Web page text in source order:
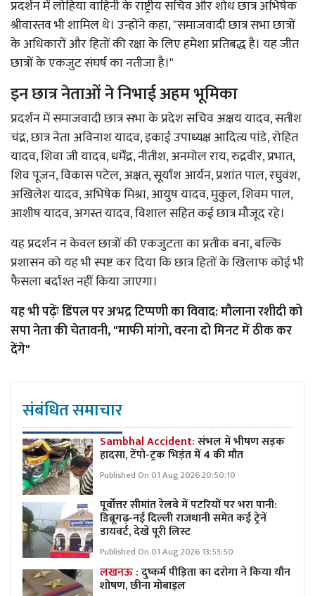
प्रदर्शन में लोहिया वाहिनी के राष्ट्रीय सचिव और शोध छात्र अभिषेक
श्रीवास्तव भी शामिल थे। उन्होंने कहा, "समाजवादी छात्र सभा छात्रों
के अधिकारों और हितों की रक्षा के लिए हमेशा प्रतिबद्ध है। यह जीत
छात्रों के एकजुट संघर्ष का नतीजा है।"
इन छात्र नेताओं ने निभाई अहम भूमिका
प्रदर्शन में समाजवादी छात्र सभा के प्रदेश सचिव अक्षय यादव, सतीश
चंद्र, छात्र नेता अविनाश यादव, इकाई उपाध्यक्ष आदित्य पांडे, रोहित
यादव, शिवा जी यादव, धर्मेंद्र, नीतीश, अनमोल राय, रुद्रवीर, प्रभात,
शिव पूजन, विकास पटेल, अक्षत, सूर्यांश आर्यन, प्रशांत पाल, रघुवंश,
अखिलेश यादव, अभिषेक मिश्रा, आयुष यादव, मुकुल, शिवम पाल,
आशीष यादव, अगस्त यादव, विशाल सहित कई छात्र मौजूद रहे।
यह प्रदर्शन न केवल छात्रों की एकजुटता का प्रतीक बना, बल्कि
प्रशासन को यह भी स्पष्ट कर दिया कि छात्र हितों के खिलाफ कोई भी
फैसला बर्दाश्त नहीं किया जाएगा।
यह भी पढ़ेंःडिंपल पर अभद्र टिप्पणी का विवाद: मौलाना रशीदी को
सपा नेता की चेतावनी, "माफी मांगो, वरना दो मिनट में ठीक कर
देंगे"
संबंधित समाचार
Sambhal Accident:संभल में भीषण सड़क
हादसा, टेंपो-ट्रक भिड़ंत में 4 की मौत
Published On 01 Aug 2026 20:50:10
पूर्वोत्तर सीमांत रेलवे में पटरियों पर भरा पानी:
डिब्रूगढ़-नई दिल्ली राजधानी समेत कई ट्रेनें
डायवर्ट, देखें पूरी लिस्ट
Published On 01 Aug 2026 13:53:50
लखनऊ :दुष्कर्म पीड़िता का दरोगा ने किया यौन
शोषण, छीना मोबाइल